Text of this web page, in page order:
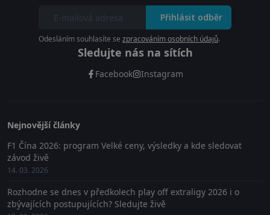
Přihlásit odběr
Odesláním souhlasíte se zpracováním osobních údajů.
Sledujte nás na sítích
Facebook Instagram
Nejnovější články
F1 Čína 2026: program Velké ceny, výsledky a kde sledovat
závod živě
14. 03. 2026
Rozhodne se dnes v předkolech play off extraligy 2026 i o
zbývajících postupujících? Sledujte živě